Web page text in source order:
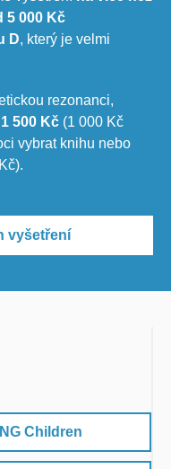
5 000 Kč
D, který je velmi
rezonanci,
500 Kč (1 000 Kč
vybrat knihu nebo
vyšetření
Children